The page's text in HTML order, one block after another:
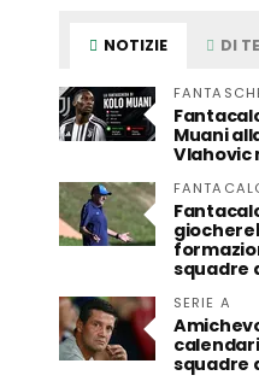
NOTIZIE DI
Muani
Vlahovic
squadre
SERIE A
squadre